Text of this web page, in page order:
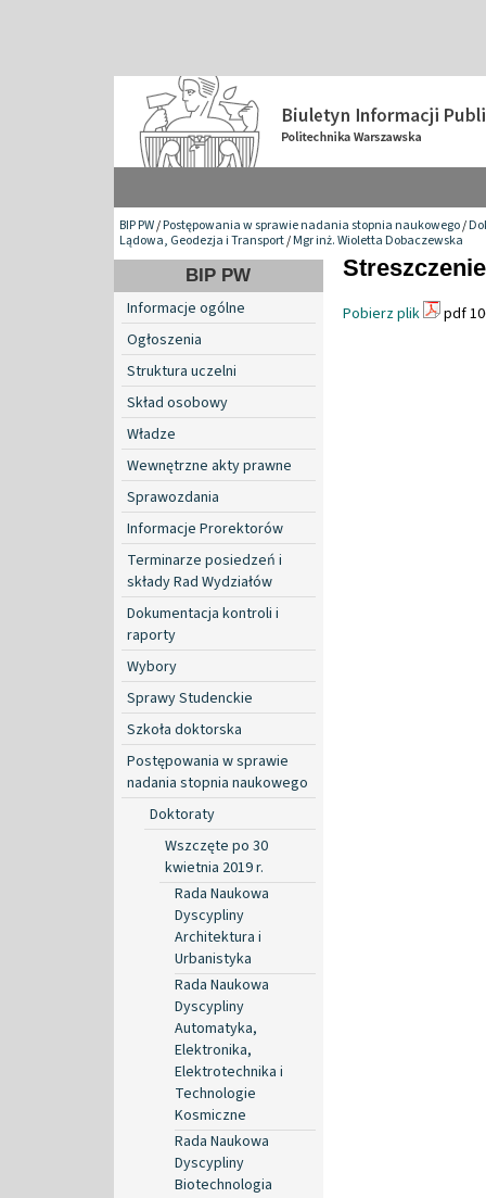
BIP PW/Postępowania w sprawie nadania stopnia naukowego/
Lądowa, Geodezja i Transport/Mgr inż. Wioletta Dobaczewska
BIP PW
Informacje ogólne
Ogłoszenia
Struktura uczelni
Skład osobowy
Władze
Wewnętrzne akty prawne
Sprawozdania
Informacje Prorektorów
Terminarze posiedzeń i
składy Rad Wydziałów
Dokumentacja kontroli i
raporty
Wybory
Sprawy Studenckie
Szkoła doktorska
Postępowania w sprawie
nadania stopnia naukowego
Doktoraty
Wszczęte po 30
kwietnia 2019 r.
Rada Naukowa
Dyscypliny
Architektura i
Urbanistyka
Rada Naukowa
Dyscypliny
Automatyka,
Elektronika,
Elektrotechnika i
Technologie
Kosmiczne
Rada Naukowa
Dyscypliny
Biotechnologia
Pobierz plik pdf